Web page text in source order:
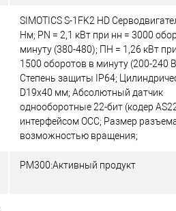
SIMOTICS S-1FK2 HD
Нм; PN = 2,1 кВт при нн = 3000
минуту (380-480); ПН = 1,26 кВт
1500 оборотов в минуту (200-240
Степень защиты IP64;
D19x40 мм; Абсолютный датчик
однооборотные 22-бит (кодер
интерфейсом OCC; Размер
возможностью вращения;
PM300:Активный продукт